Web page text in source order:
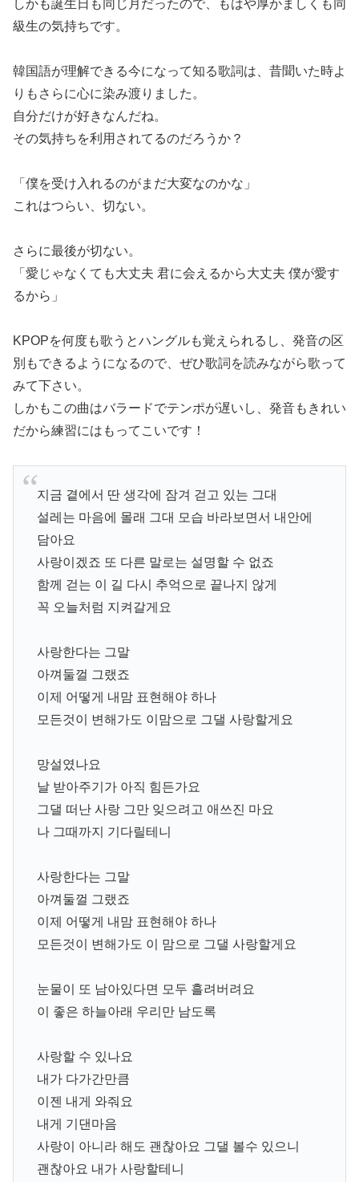
しかも誕生日も同じ月だったので、もはや厚かましくも同
級生の気持ちです。
韓国語が理解できる今になって知る歌詞は、昔聞いた時よ
りもさらに心に染み渡りました。
自分だけが好きなんだね。
その気持ちを利用されてるのだろうか？
「僕を受け入れるのがまだ大変なのかな」
これはつらい、切ない。
さらに最後が切ない。
「愛じゃなくても大丈夫 君に会えるから大丈夫 僕が愛す
るから」
KPOPを何度も歌うとハングルも覚えられるし、発音の区
別もできるようになるので、ぜひ歌詞を読みながら歌って
みて下さい。
しかもこの曲はバラードでテンポが遅いし、発音もきれい
だから練習にはもってこいです！
지금 곁에서 딴 생각에 잠겨 걷고 있는 그대
설레는 마음에 몰래 그대 모습 바라보면서 내안에
담아요
사랑이겠죠 또 다른 말로는 설명할 수 없죠
함께 걷는 이 길 다시 추억으로 끝나지 않게
꼭 오늘처럼 지켜갈게요
사랑한다는 그말
아껴둘껄 그랬죠
이제 어떻게 내맘 표현해야 하나
모든것이 변해가도 이맘으로 그댈 사랑할게요
망설였나요
날 받아주기가 아직 힘든가요
그댈 떠난 사랑 그만 잊으려고 애쓰진 마요
나 그때까지 기다릴테니
사랑한다는 그말
아껴둘껄 그랬죠
이제 어떻게 내맘 표현해야 하나
모든것이 변해가도 이 맘으로 그댈 사랑할게요
눈물이 또 남아있다면 모두 흘려버려요
이 좋은 하늘아래 우리만 남도록
사랑할 수 있나요
내가 다가간만큼
이젠 내게 와줘요
내게 기댄마음
사랑이 아니라 해도 괜찮아요 그댈 볼수 있으니
괜찮아요 내가 사랑할테니